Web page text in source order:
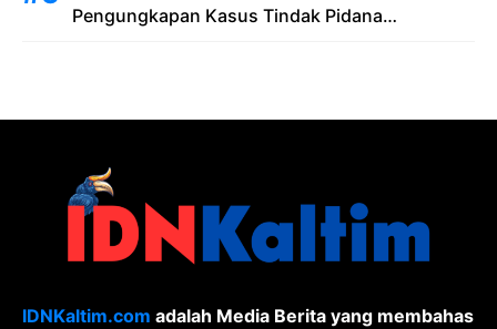
Pengungkapan Kasus Tindak Pidana
IDNKaltim.com adalah Media Berita yang membahas